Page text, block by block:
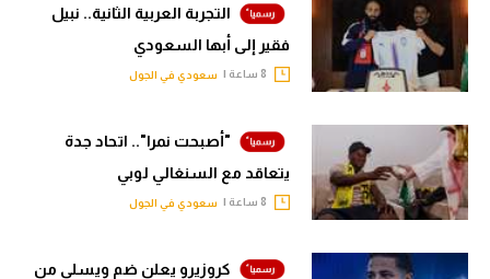
التجربة العربية الثانية.. نبيل
فقير إلى أبها السعودي
سعودي في الجول
"أصبحت نمرا".. اتحاد جدة
يتعاقد مع السنغالي لوبي
سعودي في الجول
كروزيرو يعلن ضم ويسلي من